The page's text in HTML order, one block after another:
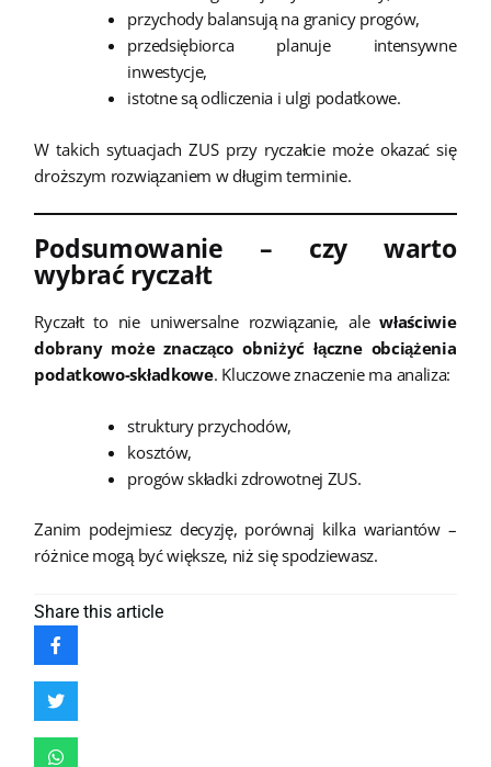
przychody balansują na granicy progów,
przedsiębiorca planuje intensywne
inwestycje,
istotne są odliczenia i ulgi podatkowe.
W takich sytuacjach ZUS przy ryczałcie może okazać się
droższym rozwiązaniem w długim terminie.
Podsumowanie – czy warto
wybrać ryczałt
Ryczałt to nie uniwersalne rozwiązanie, alewłaściwie
dobrany może znacząco obniżyć łączne obciążenia
podatkowo-składkowe. Kluczowe znaczenie ma analiza:
struktury przychodów,
kosztów,
progów składki zdrowotnej ZUS.
Zanim podejmiesz decyzję, porównaj kilka wariantów –
różnice mogą być większe, niż się spodziewasz.
Sharethis article